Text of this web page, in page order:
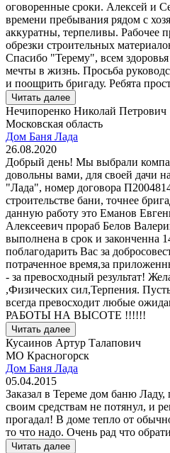
оговоренные сроки. Алексей и
времени пребывания рядом с
аккуратны, терпеливы. Рабочее
обрезки строительных
Спасибо "Терему", всем
мечты в жизнь. Просьба
и поощрить бригаду. Ребята
Читать далее
Нечипоренко Николай Петрович
Московская область
Дом Баня Лада
26.08.2020
Добрый день! Мы выбрали
довольны вами, для своей дачи
"Лада", номер договора
строительстве бани, точнее
данную работу это Еманов
Алексеевич прораб Белов
выполнена в срок и законченна
поблагодарить Вас за
потраченное время,за
- за превосходный результат!
,Физических сил,Терпения.
всегда превосходит любые
РАБОТЫ НА ВЫСОТЕ !!!!!!
Читать далее
Кусаинов Артур Талапович
МО Красногорск
Дом Баня Лада
05.04.2015
Заказал в Тереме дом баню Ладу,
своим средствам не потянул, и
прогадал! В доме тепло от
то что надо. Очень рад что
Читать далее